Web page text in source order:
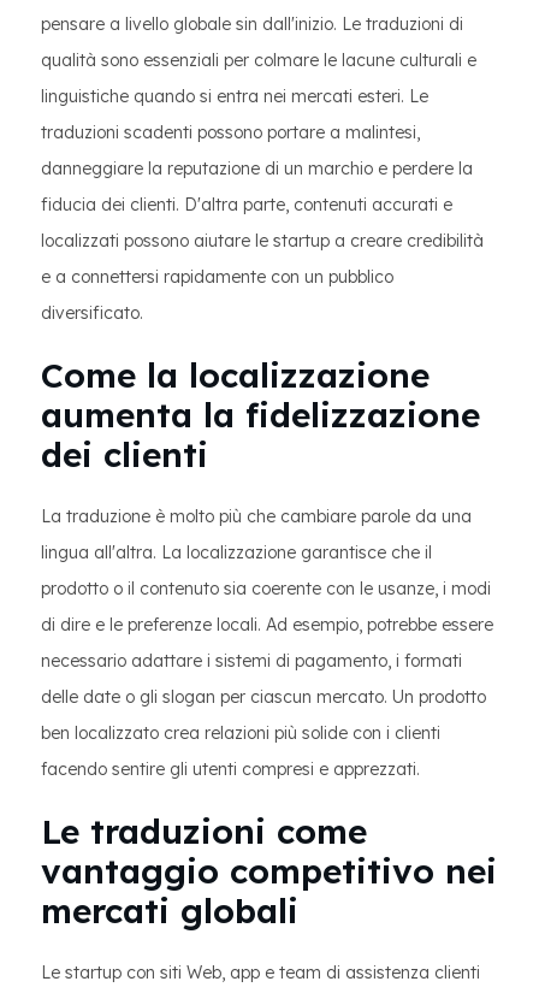
pensare a livello globale sin dall'inizio. Le traduzioni di
qualità sono essenziali per colmare le lacune culturali e
linguistiche quando si entra nei mercati esteri. Le
traduzioni scadenti possono portare a malintesi,
danneggiare la reputazione di un marchio e perdere la
fiducia dei clienti. D'altra parte, contenuti accurati e
localizzati possono aiutare le startup a creare credibilità
e a connettersi rapidamente con un pubblico
diversificato.
Come la localizzazione
aumenta la fidelizzazione
dei clienti
La traduzione è molto più che cambiare parole da una
lingua all'altra. La localizzazione garantisce che il
prodotto o il contenuto sia coerente con le usanze, i modi
di dire e le preferenze locali. Ad esempio, potrebbe essere
necessario adattare i sistemi di pagamento, i formati
delle date o gli slogan per ciascun mercato. Un prodotto
ben localizzato crea relazioni più solide con i clienti
facendo sentire gli utenti compresi e apprezzati.
Le traduzioni come
vantaggio competitivo nei
mercati globali
Le startup con siti Web, app e team di assistenza clienti